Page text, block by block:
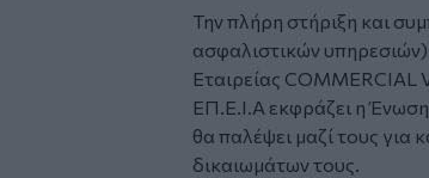
Την πλήρη στήριξη και
ασφαλιστικών
Εταιρείας
ΕΠ.Ε.Ι.Α εκφράζει η
θα παλέψει μαζί τους για
δικαιωμάτων τους.